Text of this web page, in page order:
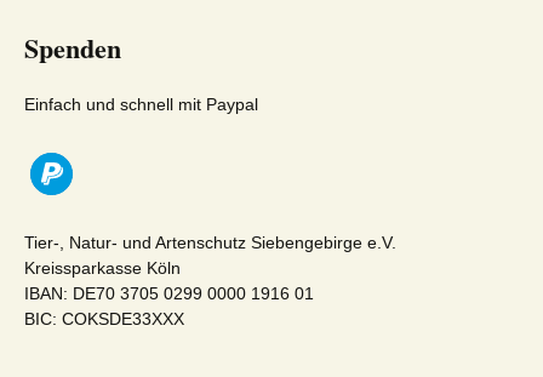
Spenden
Einfach und schnell mit Paypal
Tier-, Natur- und Artenschutz Siebengebirge e.V.
Kreissparkasse Köln
IBAN: DE70 3705 0299 0000 1916 01
BIC: COKSDE33XXX